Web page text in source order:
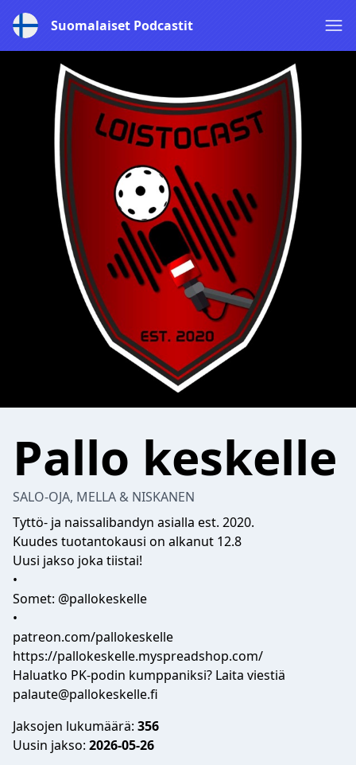
Suomalaiset Podcastit
Pallo keskelle
SALO-OJA, MELLA & NISKANEN
Tyttö- ja naissalibandyn asialla est. 2020.
Kuudes tuotantokausi on alkanut 12.8
Uusi jakso joka tiistai!
•
Somet: @pallokeskelle
•
patreon.com/pallokeskelle
https://pallokeskelle.myspreadshop.com/
Haluatko PK-podin kumppaniksi? Laita viestiä
palaute@pallokeskelle.fi
Jaksojen lukumäärä: 356
Uusin jakso: 2026-05-26